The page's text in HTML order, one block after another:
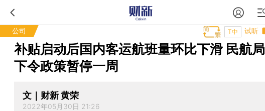
公司 试听
T中
补贴启动后国内客运航班量环比下滑 民航局
下令政策暂停一周
文｜财新 黄荣
2022年05月30日 21:26